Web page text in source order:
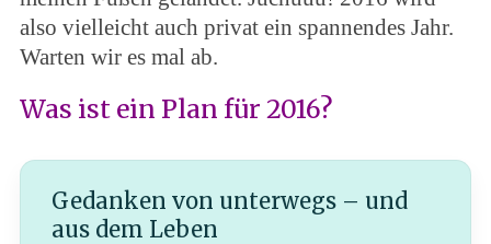
also vielleicht auch privat ein spannendes Jahr.
Warten wir es mal ab.
Was ist ein Plan für 2016?
Gedanken von unterwegs – und
aus dem Leben